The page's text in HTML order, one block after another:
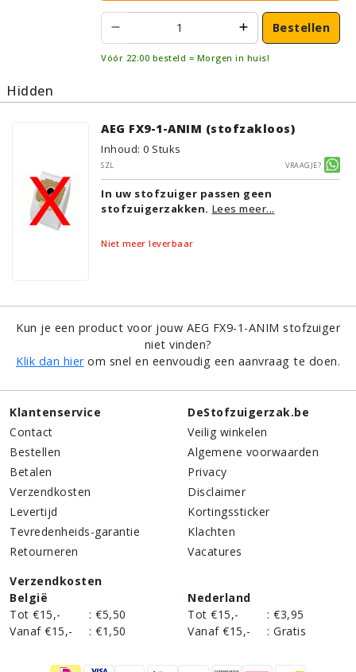
Bestellen
Vóór 22:00 besteld = Morgen in huis!
Hidden
AEG FX9-1-ANIM (stofzakloos)
Inhoud: 0 Stuks
SZL
Vraagje?
In uw stofzuiger passen geen
stofzuigerzakken. Lees meer...
Niet meer leverbaar
Kun je een product voor jouw AEG FX9-1-ANIM stofzuiger
niet vinden?
Klik dan hierom snel en eenvoudig een aanvraag te doen.
Klantenservice
Contact
Bestellen
Betalen
Verzendkosten
Levertijd
Tevredenheids-garantie
Retourneren
DeStofzuigerzak.be
Veilig winkelen
Algemene voorwaarden
Privacy
Disclaimer
Kortingssticker
Klachten
Vacatures
Verzendkosten
België
Tot €15,-
: €5,50
Vanaf €15,-
: €1,50
Nederland
Tot €15,-
: €3,95
Vanaf €15,-
: Gratis